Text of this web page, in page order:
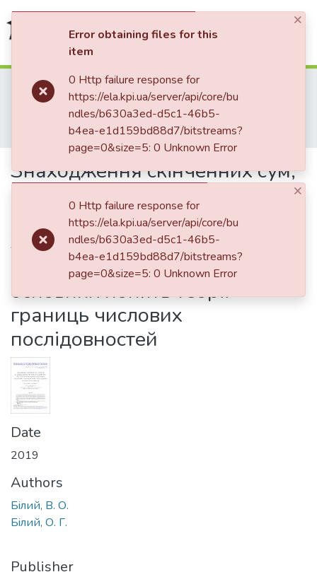
Communities & Collections
All of DSpace
Home
Наукова періодика
Mathematics in Modern Technical University
2019
Mathematics in Modern Technical University, Vol. 2019, No 2
Знаходження скiнченних сум, добуткiвта границь деяких числових послiдовностей.Ч. 1. Застосування методiв елементарної математики та основних понять теорiї границь числових послiдовностей
Знаходження скiнченних сум,
добуткiвта границь деяких
числових послiдовностей.Ч. 1.
Застосування методiв
елементарної математики та
основних понять теорiї
границь числових
послiдовностей
Date
2019
Authors
Бiлий, В. О.
Бiлий, О. Г.
Publisher
×
Error obtaining files for this
item
0 Http failure response for
https://ela.kpi.ua/server/api/core/bu
ndles/b630a3ed-d5c1-46b5-
b4ea-e1d159bd88d7/bitstreams?
page=0&size=5: 0 Unknown Error
×
0 Http failure response for
https://ela.kpi.ua/server/api/core/bu
ndles/b630a3ed-d5c1-46b5-
b4ea-e1d159bd88d7/bitstreams?
page=0&size=5: 0 Unknown Error